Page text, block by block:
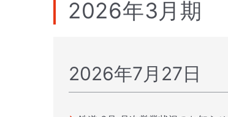
2026年3月期
2026年7月27日